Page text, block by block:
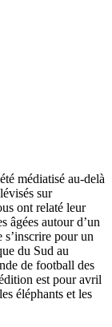
médiatisé au-delà
sur
ont relaté leur
âgées autour d’un
s’inscrire pour un
du Sud au
de football des
est pour avril
éléphants et les